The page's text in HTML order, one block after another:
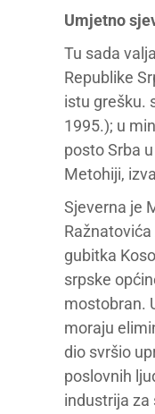
Umjetno
Tu sada
Republike
istu grešku.
1995.); u
posto Srba
Metohiji,
Sjeverna je
gubitka
srpske
mostobran.
moraju
dio svršio
poslovnih
industrija za